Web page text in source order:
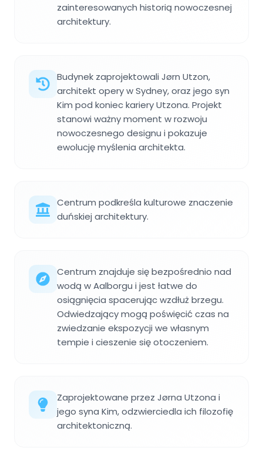
zainteresowanych historią nowoczesnej
architektury.
Budynek zaprojektowali Jørn Utzon,
architekt opery w Sydney, oraz jego syn
Kim pod koniec kariery Utzona. Projekt
stanowi ważny moment w rozwoju
nowoczesnego designu i pokazuje
ewolucję myślenia architekta.
Centrum podkreśla kulturowe znaczenie
duńskiej architektury.
Centrum znajduje się bezpośrednio nad
wodą w Aalborgu i jest łatwe do
osiągnięcia spacerując wzdłuż brzegu.
Odwiedzający mogą poświęcić czas na
zwiedzanie ekspozycji we własnym
tempie i cieszenie się otoczeniem.
Zaprojektowane przez Jørna Utzona i
jego syna Kim, odzwierciedla ich filozofię
architektoniczną.